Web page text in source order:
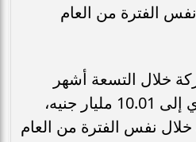
نفس الفترة من العام
خلال التسعة أشهر
الأولى من العام الجاري إلى 10.01 مليار جنيه،
جنيه خلال نفس الفترة من العام